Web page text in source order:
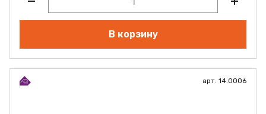
В корзину
арт. 14.0006